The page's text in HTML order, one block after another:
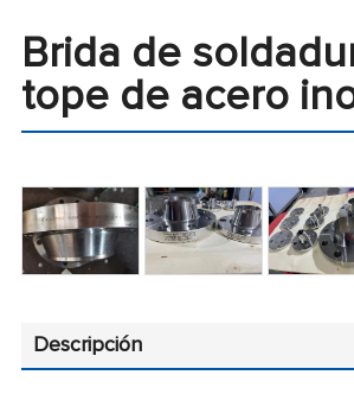
Brida de
tope de acero
Descripción